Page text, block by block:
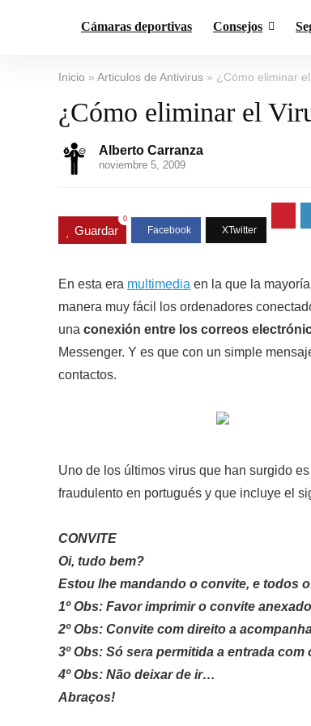
Cámaras deportivas Consejos
Inicio » Articulos de Antivirus » ¿Cómo eliminar
¿Cómo eliminar el
Alberto Carranza
noviembre 5, 2009
Guardar
0
En esta era multimedia en la que la
manera muy fácil los ordenadores
una conexión entre los correos
Messenger. Y es que con un simple
contactos.
Uno de los últimos virus que han surgido
fraudulento en portugués y que incluye el
CONVITE
Oi, tudo bem?
Estou lhe mandando o convite, e todos
1º Obs: Favor imprimir o convite
2º Obs: Convite com direito a
3º Obs: Só sera permitida a entrada com
4º Obs: Não deixar de ir…
Abraços!